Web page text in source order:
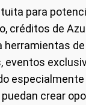
para
créditos de
herramientas
eventos
crear